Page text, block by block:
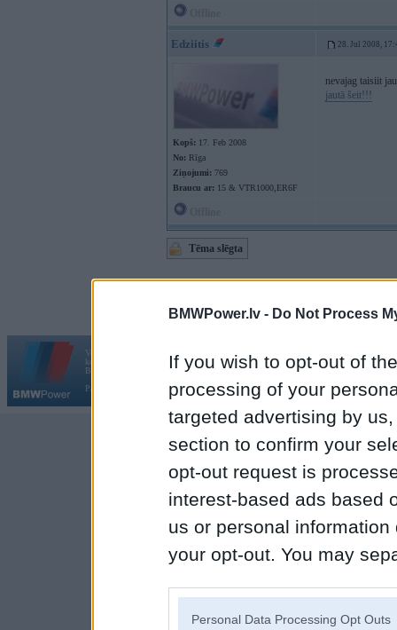
BMWPower.lv - Do Not Process
If you wish to opt-out of
processing of your
targeted advertising by
section to confirm your
opt-out request is
interest-based ads based
us or personal
your opt-out. You may
Personal Data Processing Opt Outs
Edziitis 28. Jul 2008,
Kopš: 17. Feb 2008
No: Rīga
Ziņojumi: 769
Braucu ar: 15 & VTR1000,ER6F
nevajag taisiit
jautā šeit!!!
Tēma slēgta
Moderatori: 968-jk,AV,AiwaShuraLLP,GirtzB,Lafter
Vortāls BMWPower.lv darbojas
kopš 2002. gada 14. maija. Tas nav auto klubs un nav saistīts ar
BMW AG.
Par BMWPower
Kontakti|Reklāma
Galvena|